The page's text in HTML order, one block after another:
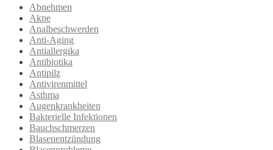
Abnehmen
Akne
Analbeschwerden
Anti-Aging
Antiallergika
Antibiotika
Antipilz
Antivirenmittel
Asthma
Augenkrankheiten
Bakterielle Infektionen
Bauchschmerzen
Blasenentzündung